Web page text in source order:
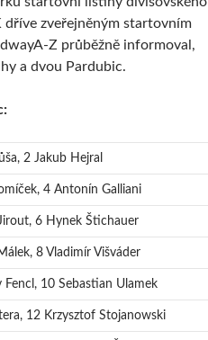
zveřejněným startovním
Z průběžně informoval,
a dvou Pardubic.
2 Jakub Hejral
4 Antonín Galliani
6 Hynek Štichauer
8 Vladimír Višváder
Fencl, 10 Sebastian Ulamek
12 Krzysztof Stojanowski